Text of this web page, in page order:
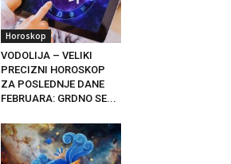
Horoskop
VODOLIJA – VELIKI
PRECIZNI HOROSKOP
ZA POSLEDNJE DANE
FEBRUARA: GRDNO SE...